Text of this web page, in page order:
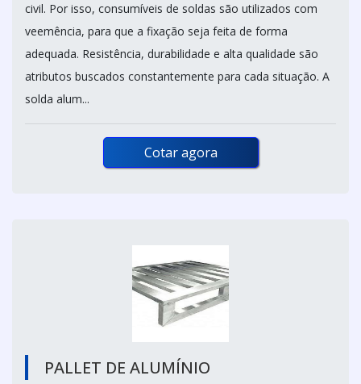
civil. Por isso, consumíveis de soldas são utilizados com
veemência, para que a fixação seja feita de forma
adequada. Resistência, durabilidade e alta qualidade são
atributos buscados constantemente para cada situação. A
solda alum...
Cotar agora
PALLET DE ALUMÍNIO